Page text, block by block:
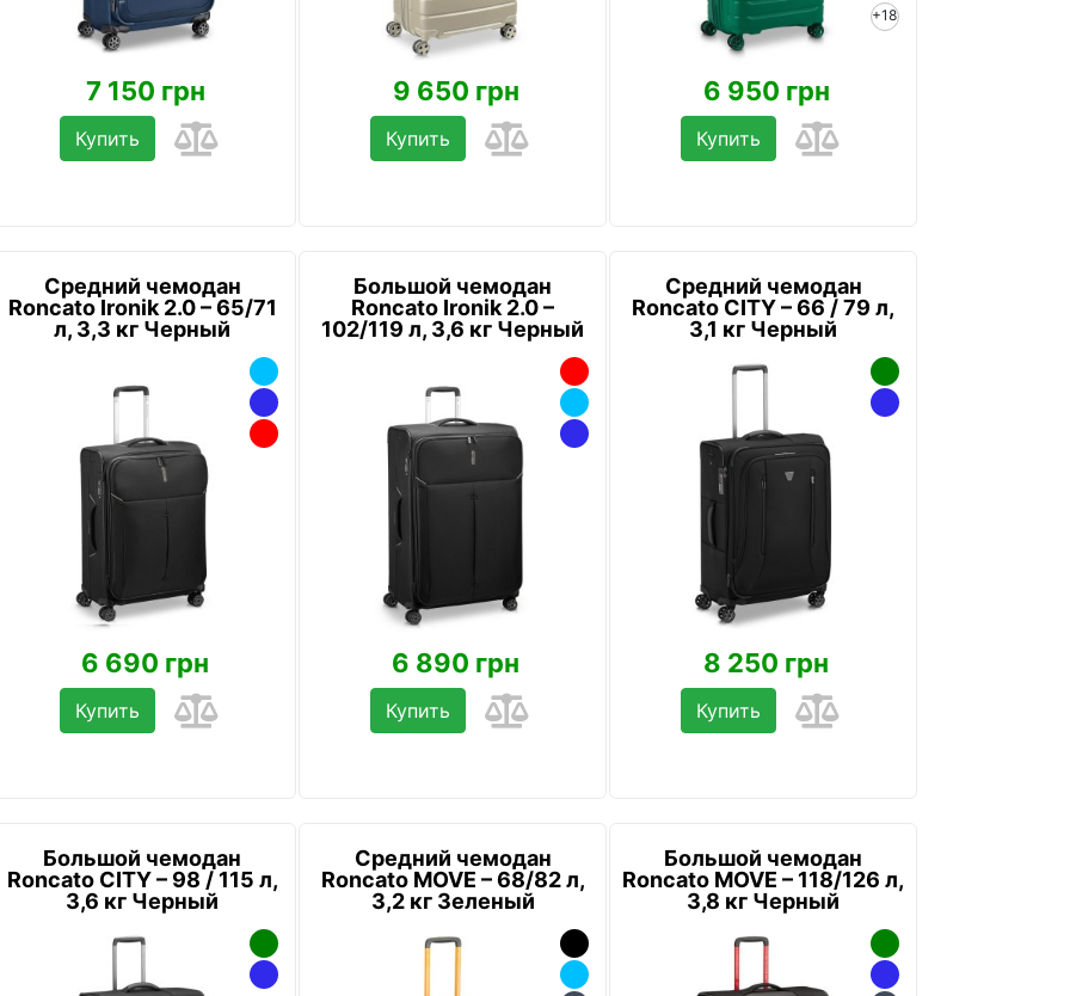
7 150 грн
Купить
9 650 грн
Купить
+18
6 950 грн
Купить
Средний чемодан
Roncato Ironik 2.0 – 65/71
л, 3,3 кг Черный
6 690 грн
Купить
Большой чемодан
Roncato Ironik 2.0 –
102/119 л, 3,6 кг Черный
6 890 грн
Купить
Средний чемодан
Roncato CITY – 66 / 79 л,
3,1 кг Черный
8 250 грн
Купить
Большой чемодан
Roncato CITY – 98 / 115 л,
3,6 кг Черный
Средний чемодан
Roncato MOVE – 68/82 л,
3,2 кг Зеленый
Большой чемодан
Roncato MOVE – 118/126 л,
3,8 кг Черный